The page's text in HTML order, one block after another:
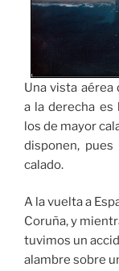
Una vista aérea
a la derecha es
los de mayor
disponen,
calado.
A la vuelta a
Coruña, y
tuvimos un
alambre sobre